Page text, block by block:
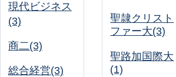
現代ビジネス
(3)
商二(3)
総合経営(3)
聖隷クリスト
ファー大(3)
聖路加国際大
(1)